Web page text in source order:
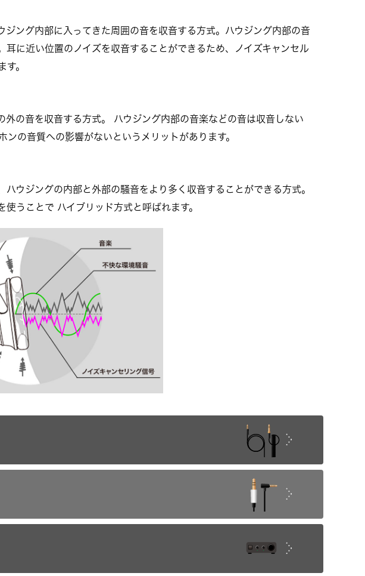
ジング内部に入ってきた周囲の音を収音する方式。ハウジング内部の音
に近い位置のノイズを収音することができるため、ノイズキャンセル
。
外の音を収音する方式。 ハウジング内部の音楽などの音は収音しない
の音質への影響がないというメリットがあります。
ウジングの内部と外部の騒音をより多く収音することができる方式。
うことで ハイブリッド方式と呼ばれます。